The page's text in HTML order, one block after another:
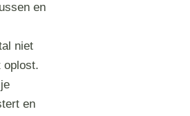
en
niet
oplost.
en